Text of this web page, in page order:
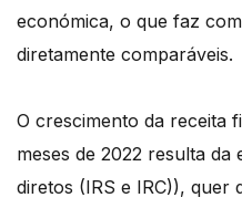
económica, o que faz
diretamente comparáveis.
O crescimento da receita
meses de 2022 resulta
diretos (IRS e IRC)), quer